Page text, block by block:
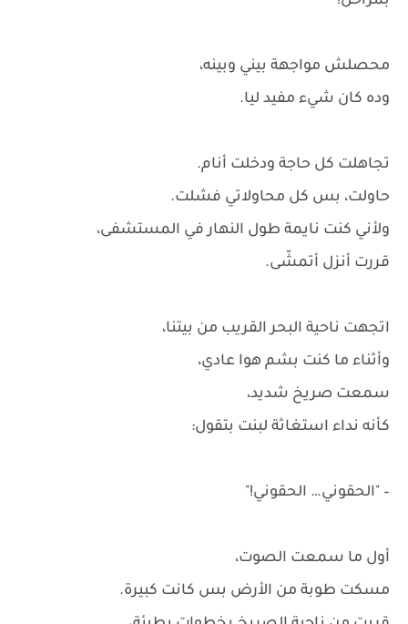
محصلش مواجهة بيني وبينه،
وده كان شيء مفيد ليا.
تجاهلت كل حاجة ودخلت أنام.
حاولت، بس كل محاولاتي فشلت.
ولأني كنت نايمة طول النهار في المستشفى،
قررت أنزل أتمشّى.
اتجهت ناحية البحر القريب من بيتنا،
وأثناء ما كنت بشم هوا عادي،
سمعت صريخ شديد،
كأنه نداء استغاثة لبنت بتقول:
– "الحقوني… الحقوني!"
أول ما سمعت الصوت،
مسكت طوبة من الأرض بس كانت كبيرة.